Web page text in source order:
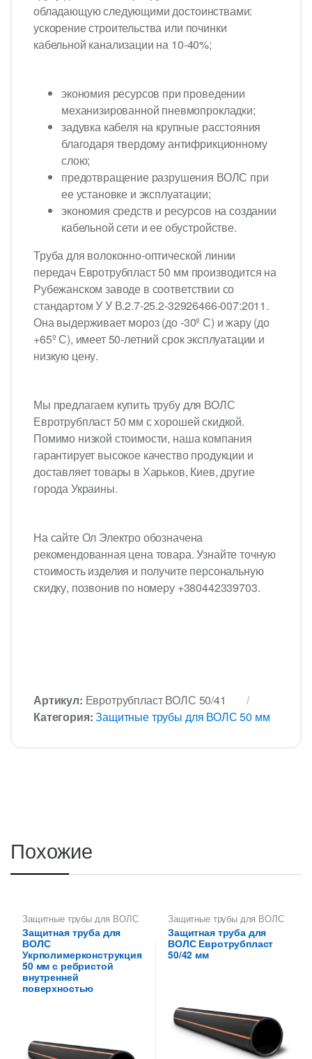
обладающую следующими достоинствами:
ускорение строительства или починки
кабельной канализации на 10-40%;
экономия ресурсов при проведении
механизированной пневмопрокладки;
задувка кабеля на крупные расстояния
благодаря твердому антифрикционному
слою;
предотвращение разрушения ВОЛС при
ее установке и эксплуатации;
экономия средств и ресурсов на создании
кабельной сети и ее обустройстве.
Труба для волоконно-оптической линии
передач Евротрубпласт 50 мм производится на
Рубежанском заводе в соответствии со
стандартом У У В.2.7-25.2-32926466-007:2011.
Она выдерживает мороз (до -30º С) и жару (до
+65º С), имеет 50-летний срок эксплуатации и
низкую цену.
Мы предлагаем купить трубу для ВОЛС
Евротрубпласт 50 мм с хорошей скидкой.
Помимо низкой стоимости, наша компания
гарантирует высокое качество продукции и
доставляет товары в Харьков, Киев, другие
города Украины.
На сайте Ол Электро обозначена
рекомендованная цена товара. Узнайте точную
стоимость изделия и получите персональную
скидку, позвонив по номеру +380442339703.
Артикул: Евротрубпласт ВОЛС 50/41
Категория:Защитные трубы для ВОЛС 50 мм
Похожие
Защитные трубы для ВОЛС
50 мм
Защитная труба для
ВОЛС
Укрполимерконструкция
50 мм с ребристой
внутренней
поверхностью
Защитные трубы для ВОЛС
50 мм
Защитная труба для
ВОЛС Евротрубпласт
50/42 мм